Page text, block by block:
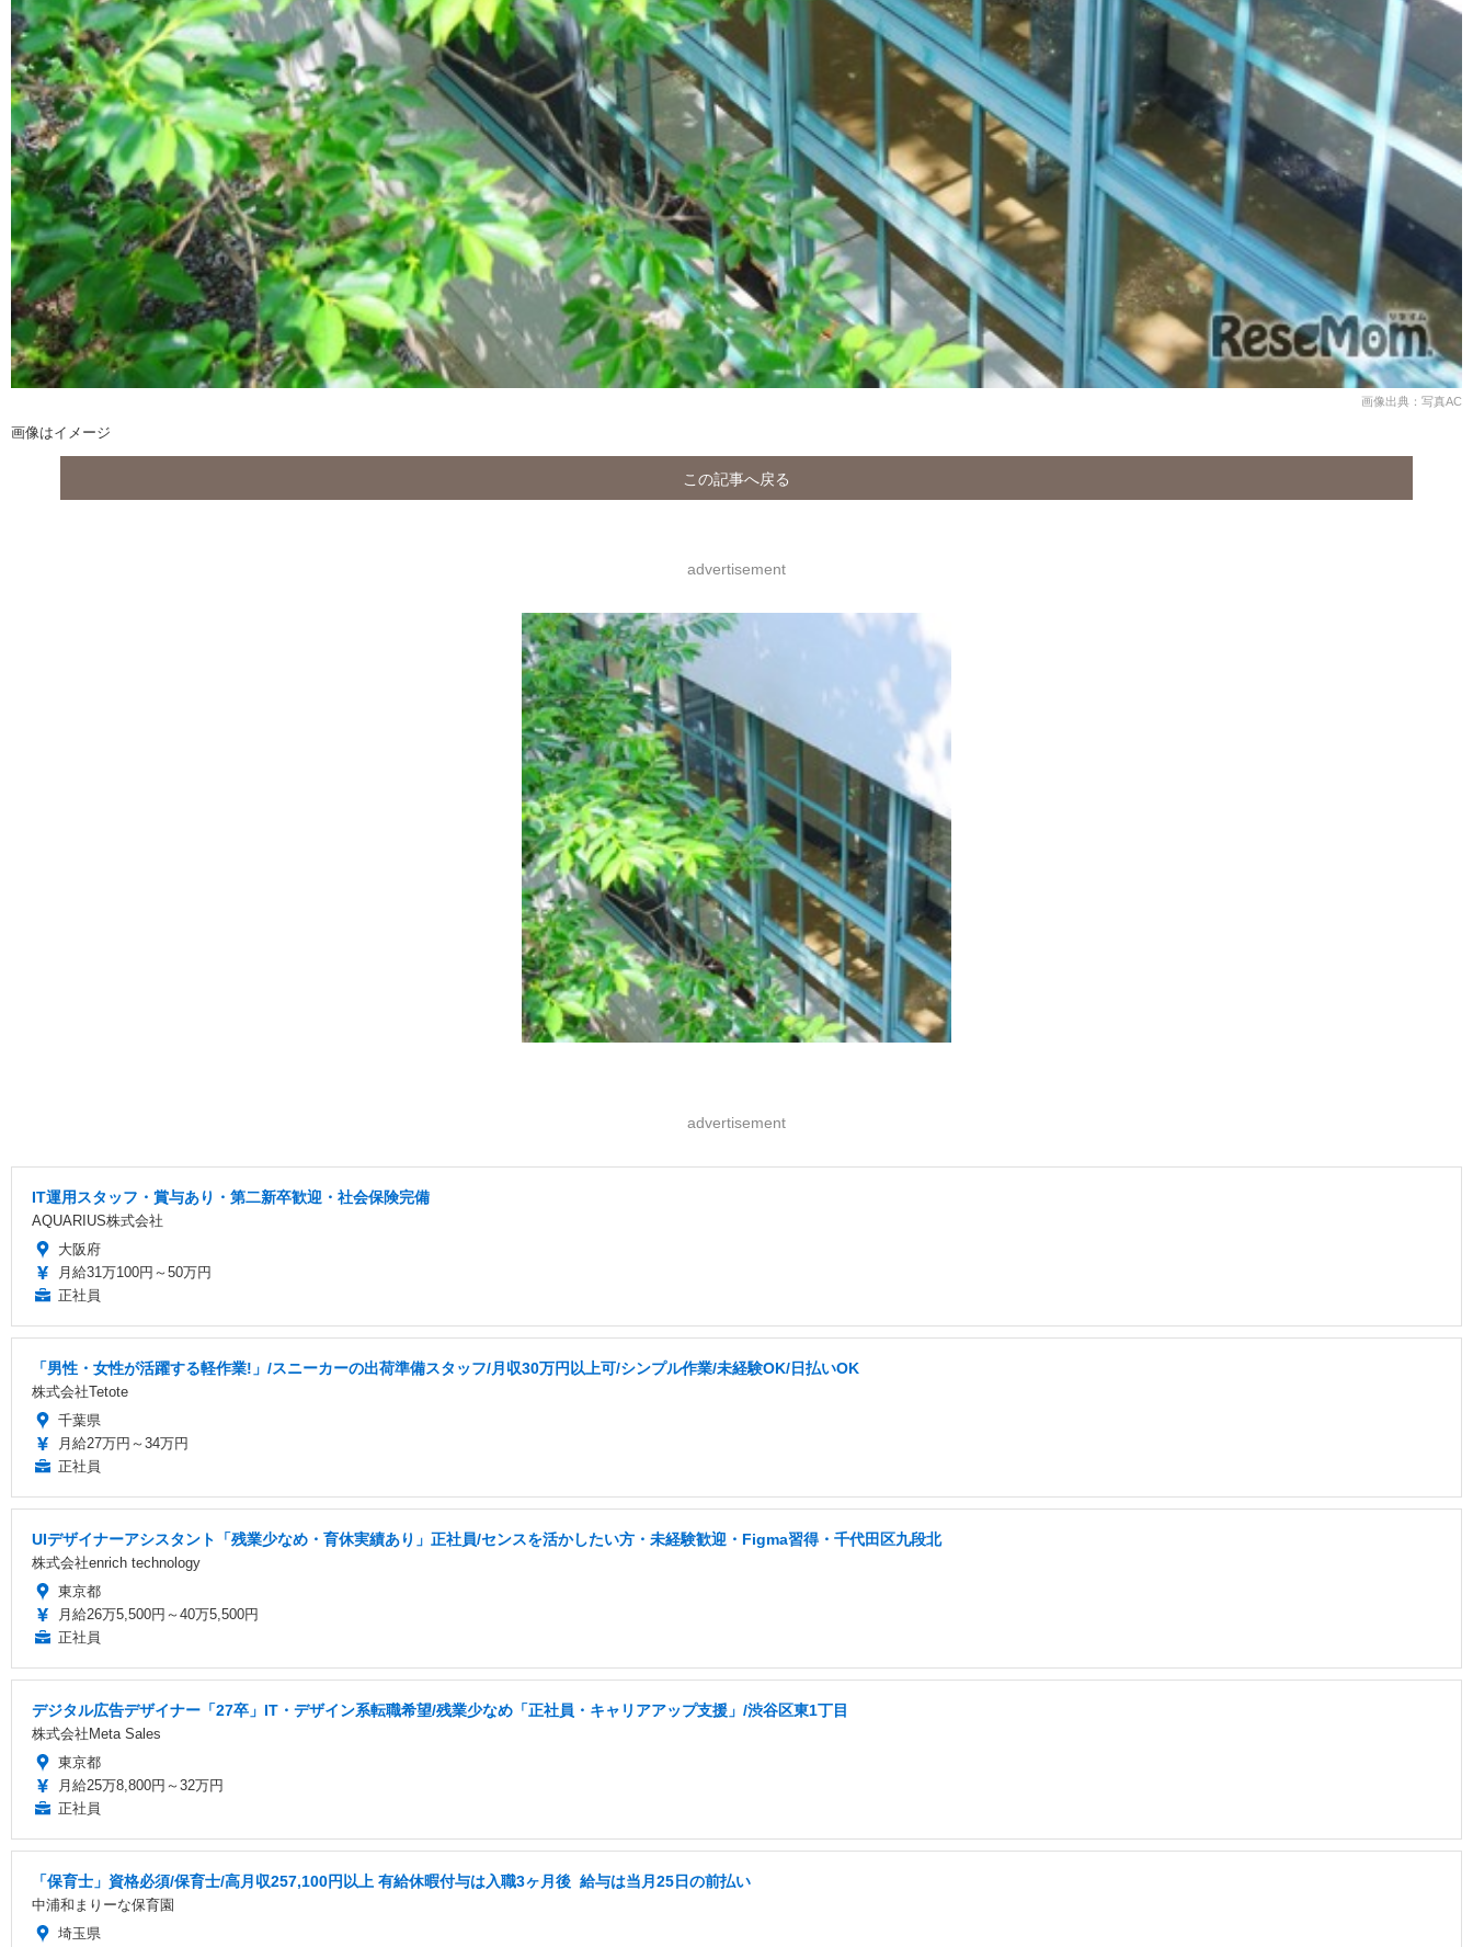
画像出典：写真AC
画像はイメージ
この記事へ戻る
advertisement
advertisement
IT運用スタッフ・賞与あり・第二新卒歓迎・社会保険完備
AQUARIUS株式会社
大阪府
月給31万100円～50万円
正社員
「男性・女性が活躍する軽作業!」/スニーカーの出荷準備スタッフ/月収30万円以上可/シンプル作業/未経験OK/日払いOK
株式会社Tetote
千葉県
月給27万円～34万円
正社員
UIデザイナーアシスタント「残業少なめ・育休実績あり」正社員/センスを活かしたい方・未経験歓迎・Figma習得・千代田区九段北
株式会社enrich technology
東京都
月給26万5,500円～40万5,500円
正社員
デジタル広告デザイナー「27卒」IT・デザイン系転職希望/残業少なめ「正社員・キャリアアップ支援」/渋谷区東1丁目
株式会社Meta Sales
東京都
月給25万8,800円～32万円
正社員
「保育士」資格必須/保育士/️高月収257,100円以上 ️有給休暇付与は入職3ヶ月後 ️ 給与は当月25日の前払い
中浦和まりーな保育園
埼玉県